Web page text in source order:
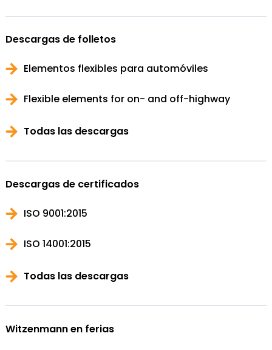
Descargas de folletos
Elementos flexibles para automóviles
Flexible elements for on- and off-highway
Todas las descargas
Descargas de certificados
ISO 9001:2015
ISO 14001:2015
Todas las descargas
Witzenmann en ferias